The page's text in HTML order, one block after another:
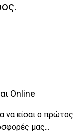
Online
να είσαι ο πρώτος
μας...